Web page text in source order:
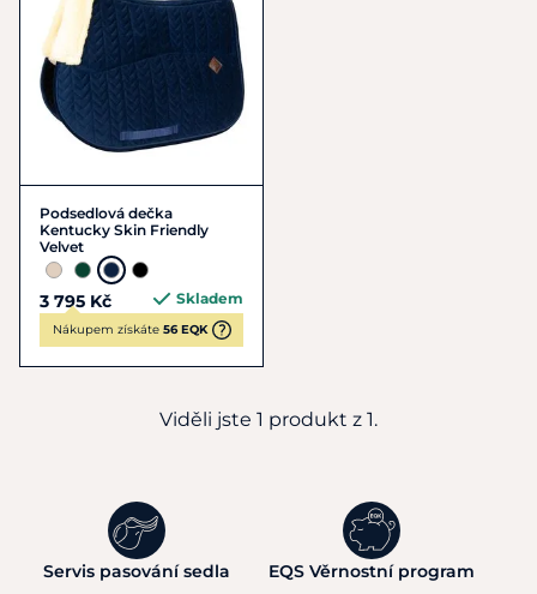
Podsedlová dečka
Kentucky Skin Friendly
Velvet
3 795 Kč Skladem
Nákupem získáte 56 EQK
Viděli jste 1 produkt z 1.
Servis pasování sedla EQS Věrnostní program